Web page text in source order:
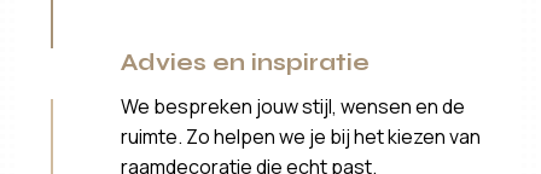
Advies en inspiratie
We bespreken jouw stijl, wensen en de
ruimte. Zo helpen we je bij het kiezen van
raamdecoratie die echt past.